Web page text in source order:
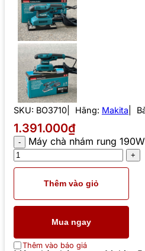
SKU: BO3710 Hãng: Makita
1.391.000₫
Máy chà nhám rung
Thêm vào giỏ
Mua ngay
Thêm vào báo giá